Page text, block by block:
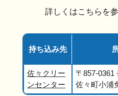
詳しくはこちらを
持ち込み先
佐々クリー
ンセンター
〒857-0361
佐々町小浦